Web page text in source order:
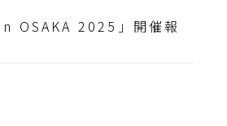
OSAKA 2025」開催報